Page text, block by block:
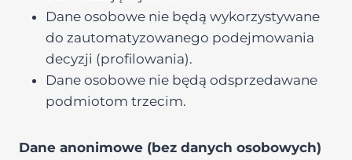
Dane osobowe nie będą wykorzystywane
do zautomatyzowanego podejmowania
decyzji (profilowania).
Dane osobowe nie będą odsprzedawane
podmiotom trzecim.
Dane anonimowe (bez danych osobowych)